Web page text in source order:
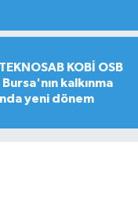
KOBİ OSB
Bursa'nın kalkınma
yeni dönem